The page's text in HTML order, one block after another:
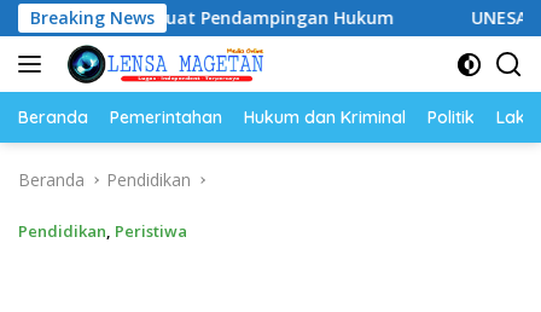
Langsung
ke
konten
Breaking News
Pendampingan Hukum UNESA Gelar
Beranda Pemerintahan Hukum dan Kriminal Politik
Beranda Pendidikan
Pendidikan, Peristiwa